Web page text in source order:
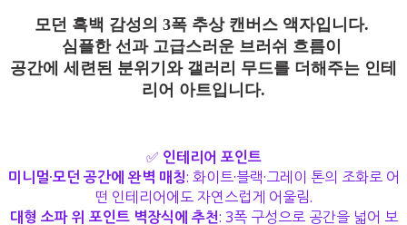
모던 흑백 감성의 3폭 추상 캔버스 액자입니다.
심플한 선과 고급스러운 브러쉬 흐름이
공간에 세련된 분위기와 갤러리 무드를 더해주는 인테
리어 아트입니다.
✅ 인테리어 포인트
미니멀·모던 공간에 완벽 매칭: 화이트·블랙·그레이 톤의 조화로 어
떤 인테리어에도 자연스럽게 어울림.
대형 소파 위 포인트 벽장식에 추천: 3폭 구성으로 공간을 넓어 보